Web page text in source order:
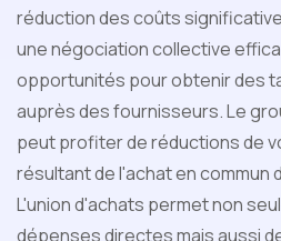
réduction des coûts
une négociation collective
opportunités pour obtenir des
auprès des fournisseurs. Le
peut profiter de réductions de
résultant de l'achat en commun
L'union d'achats permet non
dépenses directes mais aussi